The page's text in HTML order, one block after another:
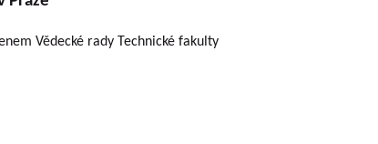
Vědecké rady Technické fakulty